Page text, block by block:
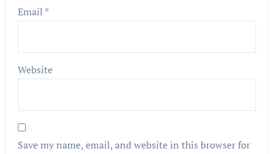
Email *
Website
Save my name, email, and website in this browser for